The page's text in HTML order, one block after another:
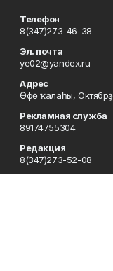
Телефон
8(347)273-46-38
Эл. почта
ye02@yandex.ru
Адрес
Өфө ҡалаһы,
Рекламная служба
89174755304
Редакция
8(347)273-52-08